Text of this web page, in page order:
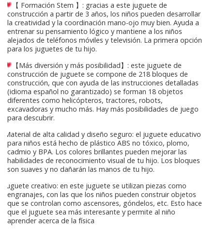
【 Formación Stem 】: gracias a este juguete de
construcción a partir de 3 años, los niños pueden desarrollar
la creatividad y la coordinación mano-ojo muy bien. Ayuda a
entrenar su pensamiento lógico y mantiene a los niños
alejados de teléfonos móviles y televisión. La primera opción
para los juguetes de tu hijo.
【Más diversión y más posibilidad】: este juguete de
construcción de juguete se compone de 218 bloques de
construcción, que con ayuda de las instrucciones detalladas
(idioma español no garantizado) se forman 18 objetos
diferentes como helicópteros, tractores, robots,
excavadoras y mucho más. Hay más posibilidades de juego
para descubrir.
Material de alta calidad y diseño seguro: el juguete educativo
para niños está hecho de plástico ABS no tóxico, plomo,
cadmio y BPA. Los colores brillantes pueden mejorar las
habilidades de reconocimiento visual de tu hijo. Los bloques
son suaves y no dañarán las manos de tu hijo.
Juguete creativo: en este juguete se utilizan piezas como
engranajes, con las que los niños pueden construir objetos
que se controlan como ascensores, góndelos, etc. Esto hace
que el juguete sea más interesante y permite al niño
aprender acerca de la física